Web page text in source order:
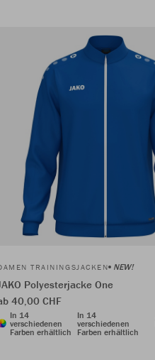
TRAININGSJACKEN NEW!
Polyesterjacke One
40,00 CHF
In 14
verschiedenen
Farben erhältlich
In 14
verschiedenen
Farben erhältlich